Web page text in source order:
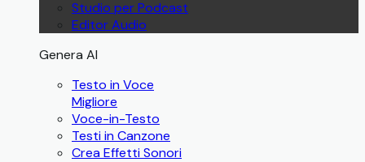
Studio per Podcast
Editor Audio
Genera AI
Testo in Voce
Migliore
Voce-in-Testo
Testi in Canzone
Crea Effetti Sonori